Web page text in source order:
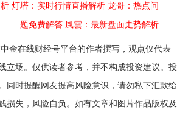
灯塔：实时行情直播解析 龙哥：热点问
题免费解答 風雲：最新盘面走势解析
金在线财经号平台的作者撰写，观点仅代表
立场。仅供读者参考，并不构成投资建议。投
同时提醒网友提高风险意识，请勿私下汇款给
损失，风险自负。如有文章和图片作品版权及